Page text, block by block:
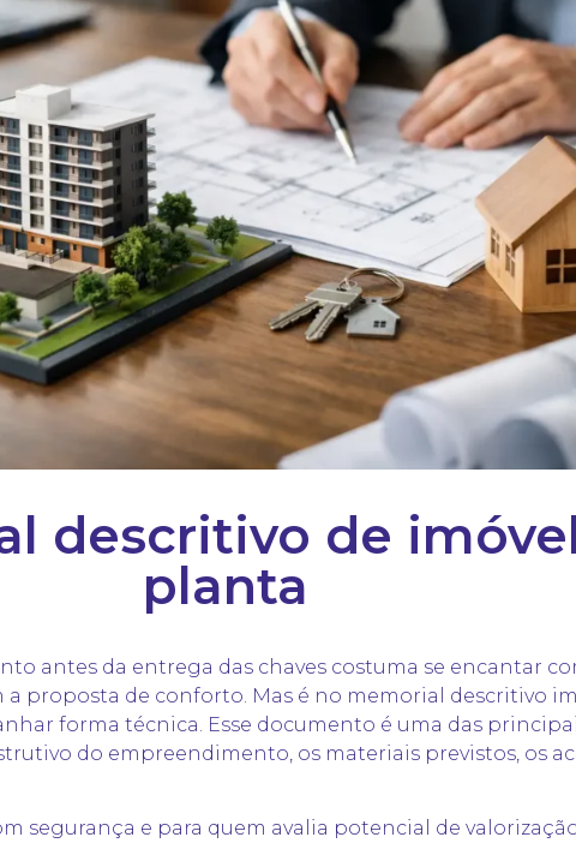
descritivo de
planta
antes da entrega das chaves costuma se encantar
a proposta de conforto. Mas é no memorial descritivo
forma técnica. Esse documento é uma das
do empreendimento, os materiais previstos, os
segurança e para quem avalia potencial de